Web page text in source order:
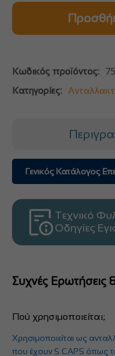
Κωδικός προϊόντος:
Κατηγορίες:
Γενικός Κατάλογος
Τεχνικό
Οδηγίες
Συχνές Ερωτήσεις
Πού χρησιμοποιείται;
Χρησιμοποιείται ως
που έχουν S CAPS όπως